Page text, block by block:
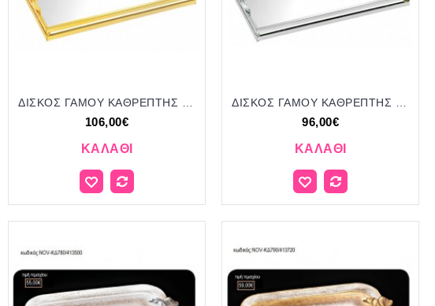
ΔΙΣΚΟΣ ΓΑΜΟΥ ΚΑΘΡΕΠΤΗΣ ΜΕ LED ΣΕ ΧΡΩΜΑ ΧΡΥΣΟ NOV-ΚΔ1093/106400 106.00€!!!
106,00€
ΚΑΛΆΘΙ
ΔΙΣΚΟΣ ΓΑΜΟΥ ΚΑΘΡΕΠΤΗΣ ΜΕ LED ΣΕ ΧΡΩΜΑ ΧΡΩΜΙΟ NOV-ΚΔ1091/105800 96.00€!!!
96,00€
ΚΑΛΆΘΙ